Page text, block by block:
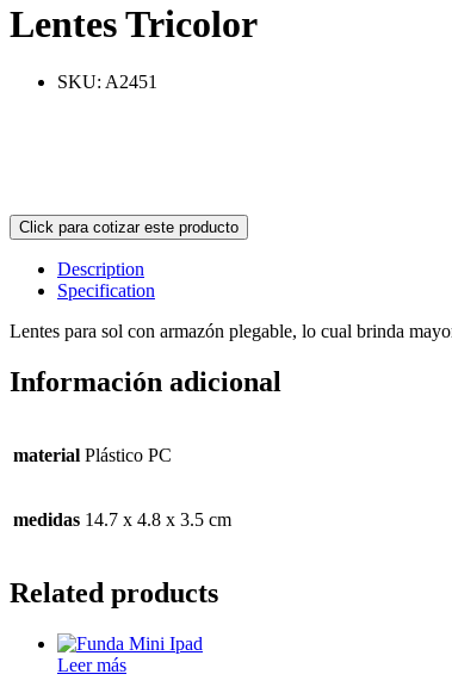
Lentes Tricolor
SKU: A2451
Description
Specification
Lentes para sol con armazón plegable, lo cual brinda
Información adicional
material Plástico PC
medidas 14.7 x 4.8 x 3.5 cm
Related products
Leer más